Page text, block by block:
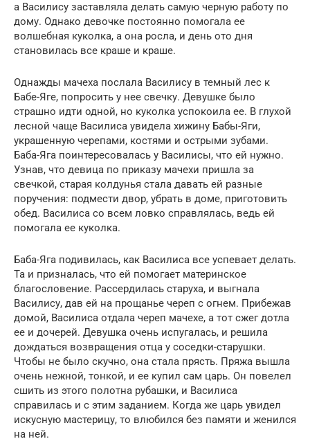
а Василису заставляла делать самую черную работу по
дому. Однако девочке постоянно помогала ее
волшебная куколка, а она росла, и день ото дня
становилась все краше и краше.
Однажды мачеха послала Василису в темный лес к
Бабе-Яге, попросить у нее свечку. Девушке было
страшно идти одной, но куколка успокоила ее. В глухой
лесной чаще Василиса увидела хижину Бабы-Яги,
украшенную черепами, костями и острыми зубами.
Баба-Яга поинтересовалась у Василисы, что ей нужно.
Узнав, что девица по приказу мачехи пришла за
свечкой, старая колдунья стала давать ей разные
поручения: подмести двор, убрать в доме, приготовить
обед. Василиса со всем ловко справлялась, ведь ей
помогала ее куколка.
Баба-Яга подивилась, как Василиса все успевает делать.
Та и призналась, что ей помогает материнское
благословение. Рассердилась старуха, и выгнала
Василису, дав ей на прощанье череп с огнем. Прибежав
домой, Василиса отдала череп мачехе, а тот сжег дотла
ее и дочерей. Девушка очень испугалась, и решила
дождаться возвращения отца у соседки-старушки.
Чтобы не было скучно, она стала прясть. Пряжа вышла
очень нежной, тонкой, и ее купил сам царь. Он повелел
сшить из этого полотна рубашки, и Василиса
справилась и с этим заданием. Когда же царь увидел
искусную мастерицу, то влюбился без памяти и женился
на ней.